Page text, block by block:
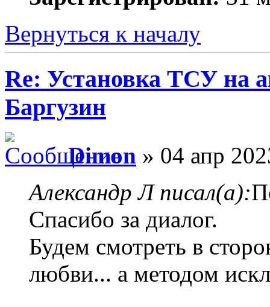
Вернуться к началу
Re: Установка ТСУ на
Баргузин
Dimon » 04 апр
Александр Л писал(а):
Спасибо за диалог.
Будем смотреть в
любви... а методом